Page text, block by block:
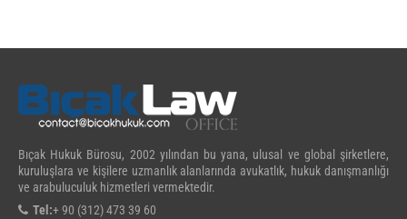
Bıçak Hukuk Bürosu, 2002 yılından bu yana, ulusal ve global şirketlere,
kuruluşlara ve kişilere uzmanlık alanlarında avukatlık, hukuk danışmanlığı
ve arabuluculuk hizmetleri vermektedir.
Tel:+ 90 (312) 473 39 60